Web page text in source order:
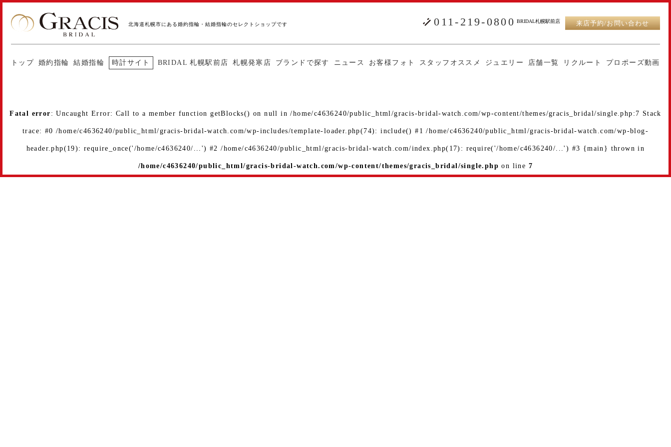
北海道札幌市にある婚約指輪・結婚指輪のセレクトショップです 011-219-0800 BRIDAL札幌駅前店 来店予約/お問い合わせ
トップ 婚約指輪 結婚指輪 時計サイト BRIDAL 札幌駅前店 札幌発寒店 ブランドで探す ニュース お客様フォト スタッフオススメ ジュエリー 店舗一覧 リクルート プロポーズ動画
Fatal error : Uncaught Error: Call to a member function getBlocks() on null in /home/c4636240/public_html/gracis-bridal-watch.com/wp-content/themes/gracis_bridal/single.php:7 Stack
trace: #0 /home/c4636240/public_html/gracis-bridal-watch.com/wp-includes/template-loader.php(74): include() #1 /home/c4636240/public_html/gracis-bridal-watch.com/wp-blog-
header.php(19): require_once('/home/c4636240/...') #2 /home/c4636240/public_html/gracis-bridal-watch.com/index.php(17): require('/home/c4636240/...') #3 {main} thrown in
/home/c4636240/public_html/gracis-bridal-watch.com/wp-content/themes/gracis_bridal/single.php on line 7